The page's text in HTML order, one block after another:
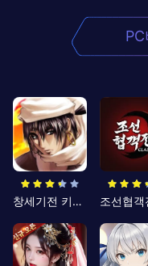
창세기전 키우기